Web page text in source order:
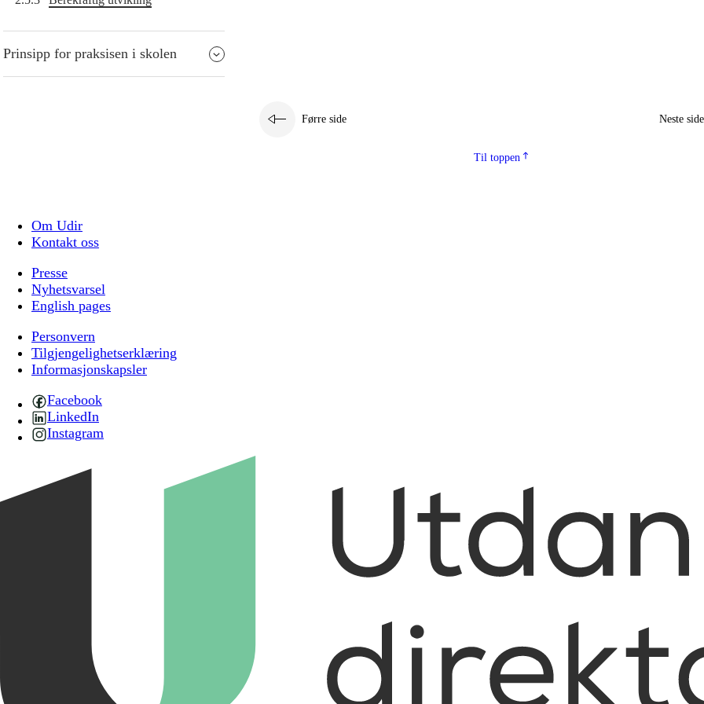
Prinsipp for praksisen i skolen
Førre side Neste side
Til toppen
Om Udir
Kontakt oss
Presse
Nyhetsvarsel
English pages
Personvern
Tilgjengelighetserklæring
Informasjonskapsler
Facebook
LinkedIn
Instagram